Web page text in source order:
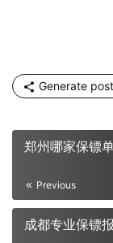
Generate
郑州哪家保镖
Previous
成都专业保镖